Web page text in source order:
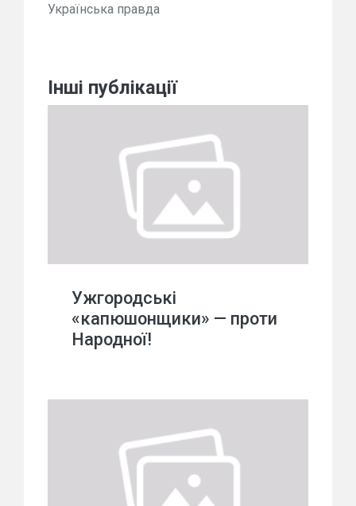
Українська правда
Інші публікації
Ужгородські
«капюшонщики» — проти
Народної!